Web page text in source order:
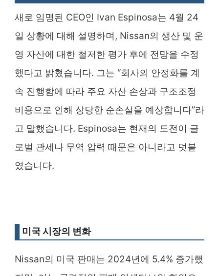
새로 임명된 CEO인 Ivan Espinosa는 4월 24
일 상황에 대해 설명하며, Nissan의 생산 및 운
영 자산에 대한 철저한 평가 후에 전망을 수정
했다고 밝혔습니다. 그는 “회사의 안정화를 계
속 진행함에 따라 주요 자산 손상과 구조조정
비용으로 인해 상당한 순손실을 예상합니다”라
고 말했습니다. Espinosa는 현재의 도전이 글
로벌 관세나 무역 압력 때문은 아니라고 덧붙
였습니다.
미국 시장의 변화
Nissan의 미국 판매는 2024년에 5.4% 증가했